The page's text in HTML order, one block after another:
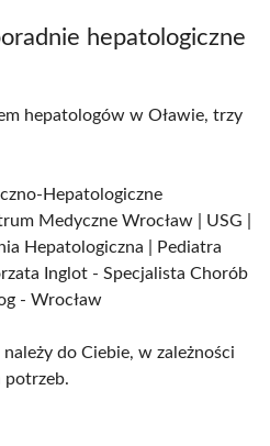
hepatologiczne
hepatologów w Oławie, trzy
Hepatologiczne
Medyczne Wrocław | USG |
Hepatologiczna | Pediatra
Inglot - Specjalista Chorób
- Wrocław
do Ciebie, w zależności
potrzeb.